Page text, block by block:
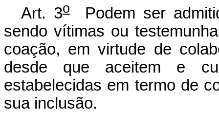
Art. 3oPodem ser
sendo vítimas ou
coação, em virtude de
desde que aceitem e
estabelecidas em termo de
sua inclusão.